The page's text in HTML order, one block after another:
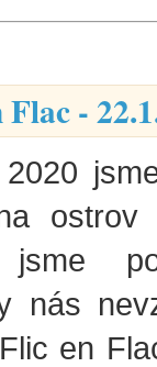
-
ostrov
nás
en